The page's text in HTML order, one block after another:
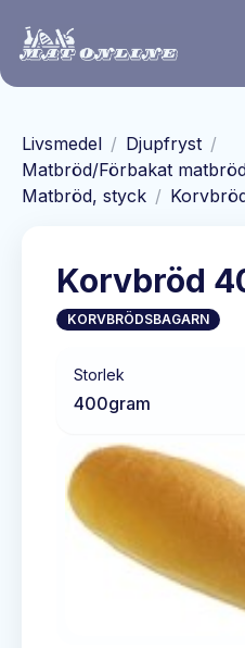
Livsmedel / Djupfryst /
Matbröd/Förbakat
Matbröd, styck /
Korvbröd
KORVBRÖDSBAGARN
Storlek
400gram